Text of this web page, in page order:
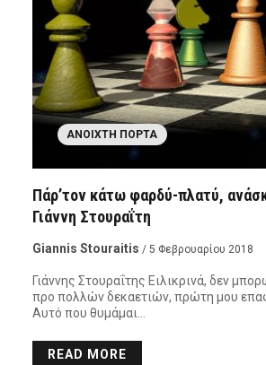
ΑΝΟΙΧΤΉ ΠΌΡΤΑ
Πάρ’τον κάτω φαρδύ-πλατύ,
Γιάννη Στουραΐτη
Giannis Stouraitis / 5 Φεβρουαρίου 2018
Γιάννης Στουραΐτης Ειλικρινά, δεν
προ πολλών δεκαετιών, πρώτη μου
Αυτό που θυμάμαι…
READ MORE